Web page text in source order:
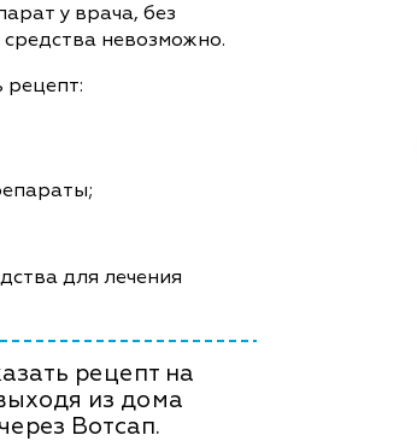
у врача, без
невозможно.
для лечения
рецепт на
из дома
Вотсап.